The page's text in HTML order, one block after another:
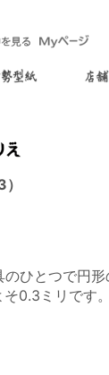
ひとつで円
0.3ミリです